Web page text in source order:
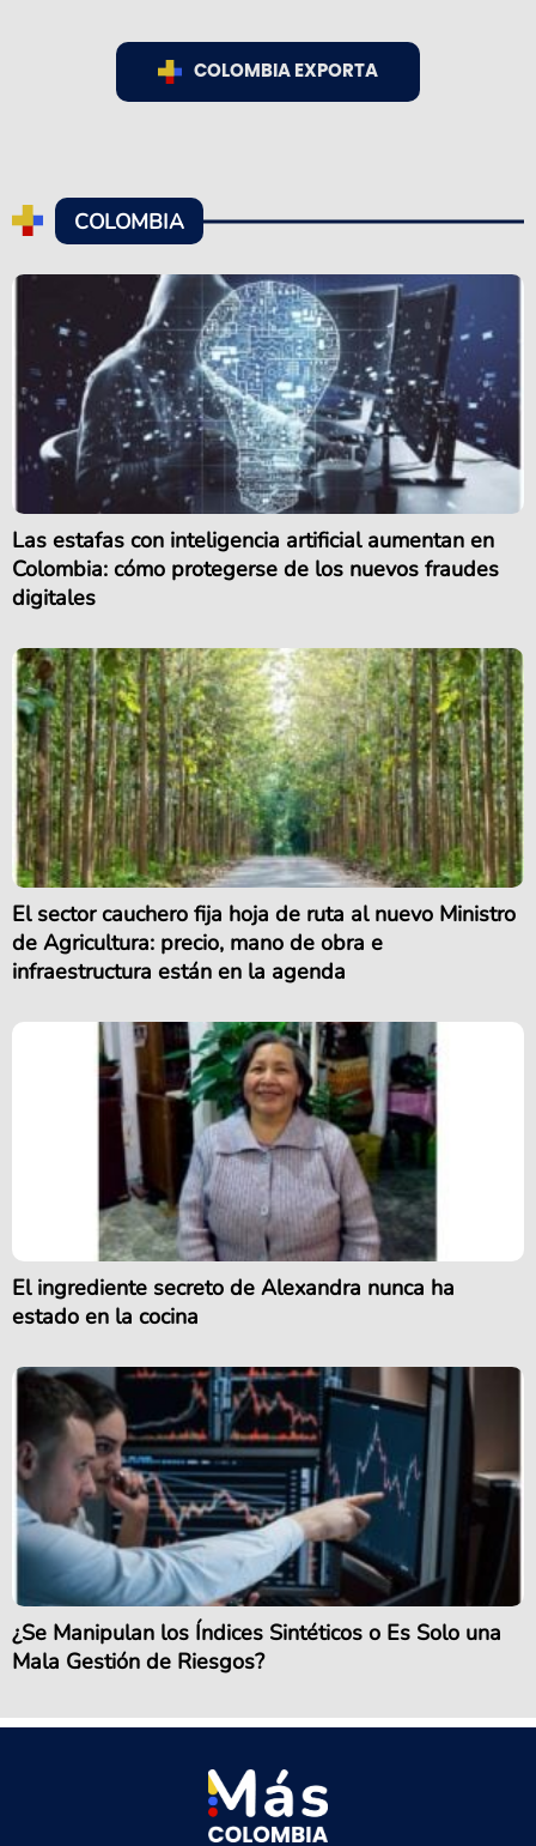
COLOMBIA EXPORTA
COLOMBIA
Las estafas con inteligencia artificial aumentan en
Colombia: cómo protegerse de los nuevos fraudes
digitales
El sector cauchero fija hoja de ruta al nuevo Ministro
de Agricultura: precio, mano de obra e
infraestructura están en la agenda
El ingrediente secreto de Alexandra nunca ha
estado en la cocina
¿Se Manipulan los Índices Sintéticos o Es Solo una
Mala Gestión de Riesgos?